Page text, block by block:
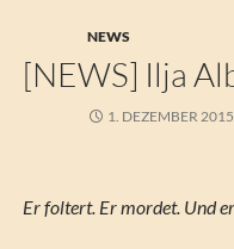
NEWS
[NEWS] Ilja
1. DEZEMBER 2015
Er foltert. Er mordet. Und